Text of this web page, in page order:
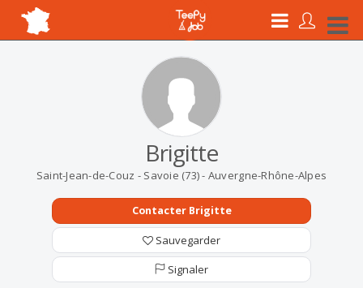
Brigitte
Saint-Jean-de-Couz - Savoie (73) - Auvergne-Rhône-Alpes
Contacter Brigitte
Sauvegarder
Signaler